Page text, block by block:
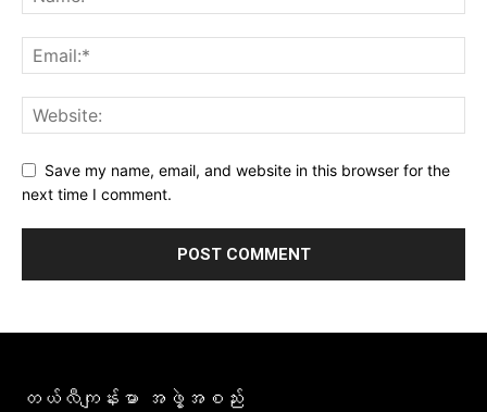
Save my name, email, and website in this browser for the
next time I comment.
တယ်လီကျန်းမာ အဖွဲ့အစည်း